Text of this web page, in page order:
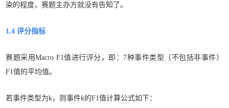
染的程度，赛题主办方就没有告知了。
1.4 评分指标
赛题采用Macro F1值进行评分，即：7种事件类型（不包括非事件）
F1值的平均值。
若事件类型为k，则事件k的F1值计算公式如下：